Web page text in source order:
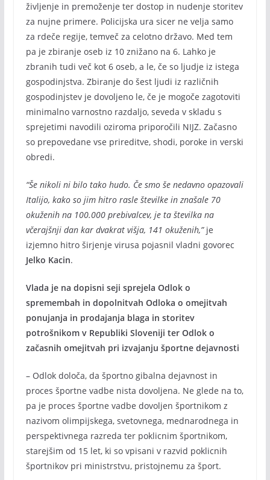
življenje in premoženje ter dostop in nudenje storitev
za nujne primere. Policijska ura sicer ne velja samo
za rdeče regije, temveč za celotno državo. Med tem
pa je zbiranje oseb iz 10 znižano na 6. Lahko je
zbranih tudi več kot 6 oseb, a le, če so ljudje iz istega
gospodinjstva. Zbiranje do šest ljudi iz različnih
gospodinjstev je dovoljeno le, če je mogoče zagotoviti
minimalno varnostno razdaljo, seveda v skladu s
sprejetimi navodili oziroma priporočili NIJZ. Začasno
so prepovedane vse prireditve, shodi, poroke in verski
obredi.
“Še nikoli ni bilo tako hudo. Če smo še nedavno opazovali
Italijo, kako so jim hitro rasle številke in znašale 70
okuženih na 100.000 prebivalcev, je ta številka na
včerajšnji dan kar dvakrat višja, 141 okuženih,”je
izjemno hitro širjenje virusa pojasnil vladni govorec
Jelko Kacin.
Vlada je na dopisni seji sprejela Odlok o
spremembah in dopolnitvah Odloka o omejitvah
ponujanja in prodajanja blaga in storitev
potrošnikom v Republiki Sloveniji ter Odlok o
začasnih omejitvah pri izvajanju športne dejavnosti
– Odlok določa, da športno gibalna dejavnost in
proces športne vadbe nista dovoljena. Ne glede na to,
pa je proces športne vadbe dovoljen športnikom z
nazivom olimpijskega, svetovnega, mednarodnega in
perspektivnega razreda ter poklicnim športnikom,
starejšim od 15 let, ki so vpisani v razvid poklicnih
športnikov pri ministrstvu, pristojnemu za šport.